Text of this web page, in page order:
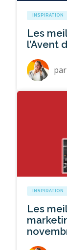
INSPIRATION
Les
l’Avent
par
INSPIRATION
Les